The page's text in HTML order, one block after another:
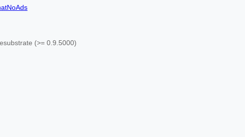
(>= 0.9.5000)